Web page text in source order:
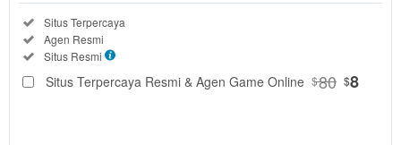
Regular
License
SELECTED
88
Included:
Situs Terpercaya
Included:
Agen Resmi
Included:
Situs Resmi
Situs Terpercaya Resmi & Agen Game Online $80 $8